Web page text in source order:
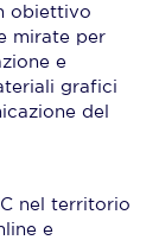
obiettivo
mirate per
e
grafici
del
nel territorio
e